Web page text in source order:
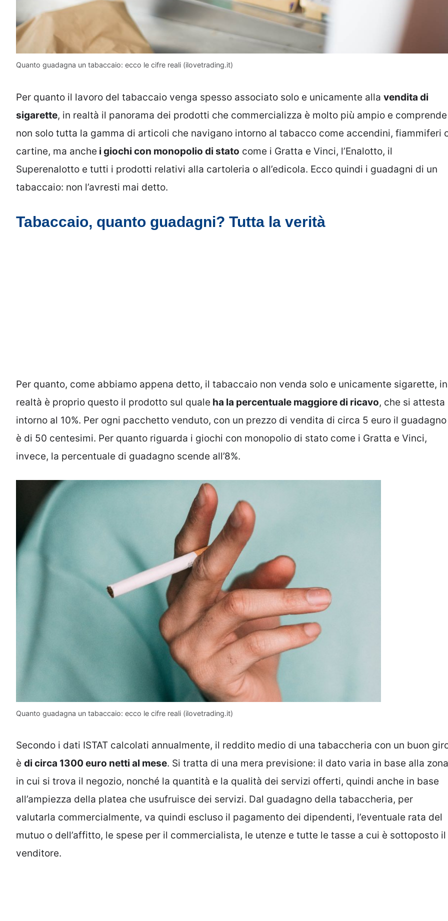
Quanto guadagna un tabaccaio: ecco le cifre reali (ilovetrading.it)
Per quanto il lavoro del tabaccaio venga spesso associato solo e unicamente alla vendita di
sigarette, in realtà il panorama dei prodotti che commercializza è molto più ampio e comprende
non solo tutta la gamma di articoli che navigano intorno al tabacco come accendini, fiammiferi
cartine, ma anche i giochi con monopolio di stato come i Gratta e Vinci, l’Enalotto, il
Superenalotto e tutti i prodotti relativi alla cartoleria o all’edicola. Ecco quindi i guadagni di un
tabaccaio: non l’avresti mai detto.
Tabaccaio, quanto guadagni? Tutta la verità
Per quanto, come abbiamo appena detto, il tabaccaio non venda solo e unicamente sigarette, in
realtà è proprio questo il prodotto sul quale ha la percentuale maggiore di ricavo, che si attesta
intorno al 10%. Per ogni pacchetto venduto, con un prezzo di vendita di circa 5 euro il guadagno
è di 50 centesimi. Per quanto riguarda i giochi con monopolio di stato come i Gratta e Vinci,
invece, la percentuale di guadagno scende all’8%.
Quanto guadagna un tabaccaio: ecco le cifre reali (ilovetrading.it)
Secondo i dati ISTAT calcolati annualmente, il reddito medio di una tabaccheria con un buon
è di circa 1300 euro netti al mese. Si tratta di una mera previsione: il dato varia in base alla zona
in cui si trova il negozio, nonché la quantità e la qualità dei servizi offerti, quindi anche in base
all’ampiezza della platea che usufruisce dei servizi. Dal guadagno della tabaccheria, per
valutarla commercialmente, va quindi escluso il pagamento dei dipendenti, l’eventuale rata del
mutuo o dell’affitto, le spese per il commercialista, le utenze e tutte le tasse a cui è sottoposto il
venditore.